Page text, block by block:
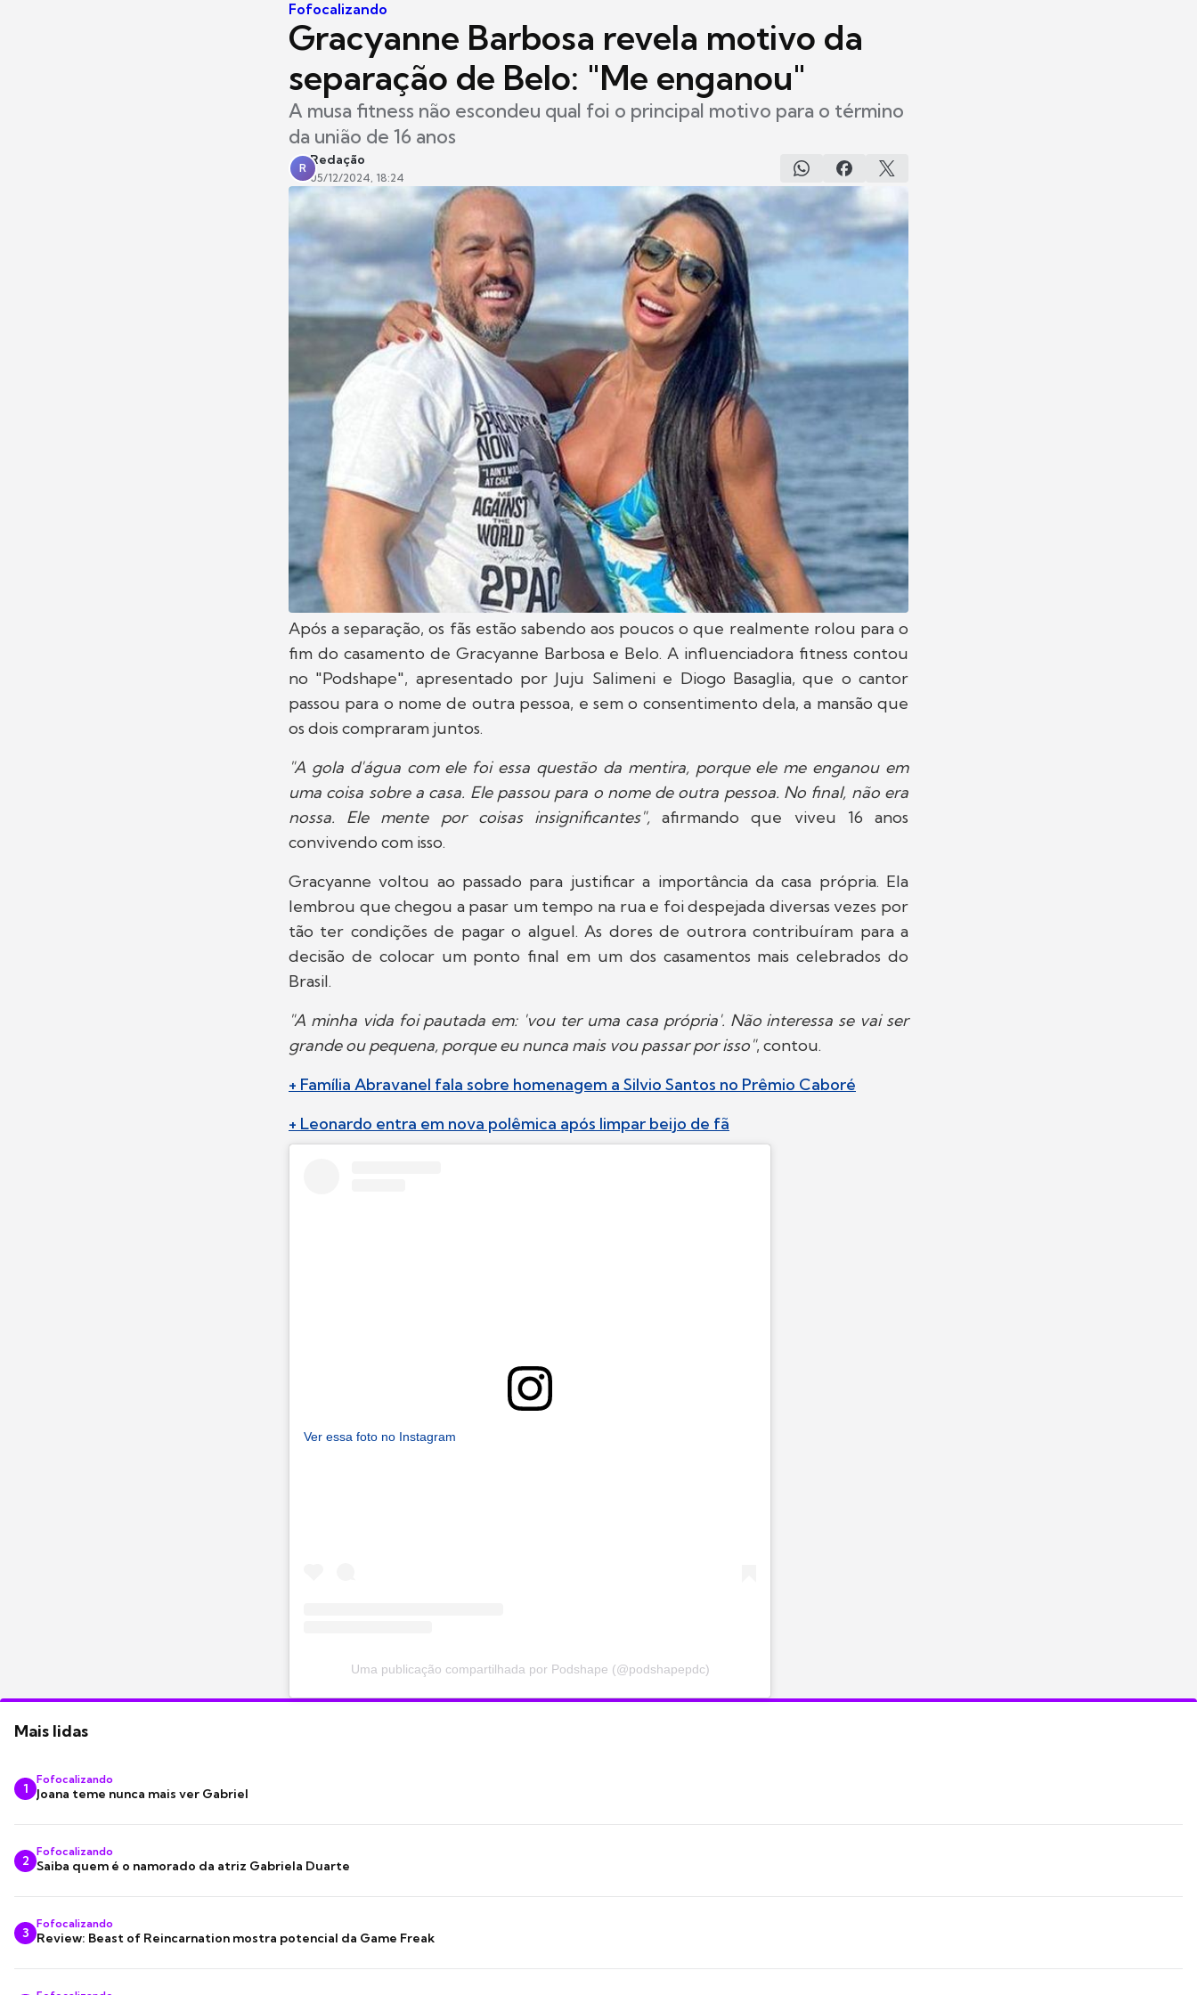
Fofocalizando
Gracyanne Barbosa revela motivo da
separação de Belo: "Me enganou"
A musa fitness não escondeu qual foi o principal motivo para o término
da união de 16 anos
R
Redação
05/12/2024, 18:24
Após a separação, os fãs estão sabendo aos poucos o que realmente rolou para o
fim do casamento de Gracyanne Barbosa e Belo. A influenciadora fitness contou
no "Podshape", apresentado por Juju Salimeni e Diogo Basaglia, que o cantor
passou para o nome de outra pessoa, e sem o consentimento dela, a mansão que
os dois compraram juntos.
"A gola d'água com ele foi essa questão da mentira, porque ele me enganou em
uma coisa sobre a casa. Ele passou para o nome de outra pessoa. No final, não era
nossa. Ele mente por coisas insignificantes", afirmando que viveu 16 anos
convivendo com isso.
Gracyanne voltou ao passado para justificar a importância da casa própria. Ela
lembrou que chegou a pasar um tempo na rua e foi despejada diversas vezes por
tão ter condições de pagar o alguel. As dores de outrora contribuíram para a
decisão de colocar um ponto final em um dos casamentos mais celebrados do
Brasil.
"A minha vida foi pautada em: 'vou ter uma casa própria'. Não interessa se vai ser
grande ou pequena, porque eu nunca mais vou passar por isso", contou.
+ Família Abravanel fala sobre homenagem a Silvio Santos no Prêmio Caboré
+ Leonardo entra em nova polêmica após limpar beijo de fã
Ver essa foto no Instagram
Uma publicação compartilhada por Podshape (@podshapepdc)
Mais lidas
1
Fofocalizando
Joana teme nunca mais ver Gabriel
2
Fofocalizando
Saiba quem é o namorado da atriz Gabriela Duarte
3
Fofocalizando
Review: Beast of Reincarnation mostra potencial da Game Freak